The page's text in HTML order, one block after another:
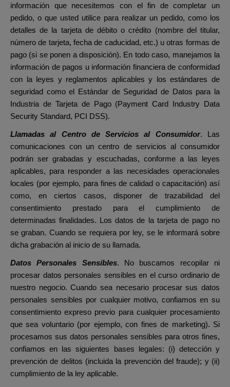
información que necesitemos con el fin de completar un
pedido, o que usted utilice para realizar un pedido, como los
detalles de la tarjeta de débito o crédito (nombre del titular,
número de tarjeta, fecha de caducidad, etc.) u otras formas de
pago (si se ponen a disposición). En todo caso, manejamos la
información de pagos u información financiera de conformidad
con la leyes y reglamentos aplicables y los estándares de
seguridad como el Estándar de Seguridad de Datos para la
Industria de Tarjeta de Pago (Payment Card Industry Data
Security Standard, PCI DSS).
Llamadas al Centro de Servicios al Consumidor. Las
comunicaciones con un centro de servicios al consumidor
podrán ser grabadas y escuchadas, conforme a las leyes
aplicables, para responder a las necesidades operacionales
locales (por ejemplo, para fines de calidad o capacitación) así
como, en ciertos casos, disponer de trazabilidad del
consentimiento prestado para el cumplimiento de
determinadas finalidades. Los datos de la tarjeta de pago no
se graban. Cuando se requiera por ley, se le informará sobre
dicha grabación al inicio de su llamada.
Datos Personales Sensibles. No buscamos recopilar ni
procesar datos personales sensibles en el curso ordinario de
nuestro negocio.Cuando sea necesario procesar sus datos
personales sensibles por cualquier motivo, confiamos en su
consentimiento expreso previo para cualquier procesamiento
que sea voluntario (por ejemplo, con fines de marketing). Si
procesamos sus datos personales sensibles para otros fines,
confiamos en las siguientes bases legales: (i) detección y
prevención de delitos (incluida la prevención del fraude); y (ii)
cumplimiento de la ley aplicable.